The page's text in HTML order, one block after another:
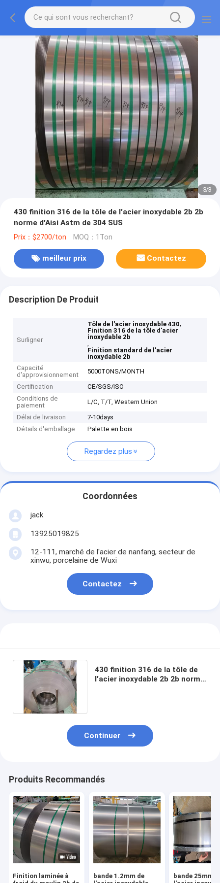
3/3
430 finition 316 de la tôle de l'acier inoxydable 2b 2b
norme d'Aisi Astm de 304 SUS
Prix：$2700/ton MOQ：1Ton
meilleur prix Contactez
Description De Produit
Surligner
Tôle de l'acier inoxydable 430,
Finition 316 de la tôle d'acier
inoxydable 2b
,
Finition standard de l'acier
inoxydable 2b
Capacité
d'approvisionnement
5000TONS/MONTH
Certification
CE/SGS/ISO
Conditions de
paiement
L/C, T/T, Western Union
Délai de livraison
7-10days
Détails d'emballage
Palette en bois
Regardez plus
Coordonnées
jack
13925019825
12-111, marché de l'acier de nanfang, secteur de
xinwu, porcelaine de Wuxi
Contactez
430 finition 316 de la tôle de
l'acier inoxydable 2b 2b norme
Continuer
Produits Recommandés
Finition laminée à
bande 1.2mm de
bande 25mm